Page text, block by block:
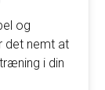
og
det nemt at
i din